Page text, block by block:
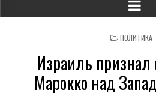
POSTED IN
ПОЛИТИКА
Израиль признал
Марокко над